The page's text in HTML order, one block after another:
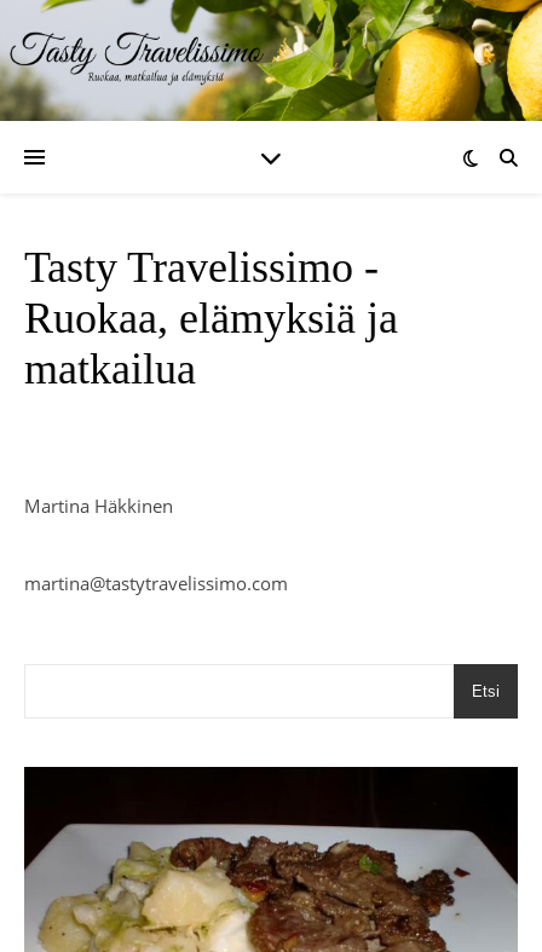
Tasty Travelissimo -
Ruokaa, elämyksiä ja
matkailua
Martina Häkkinen
martina@tastytravelissimo.com
Etsi